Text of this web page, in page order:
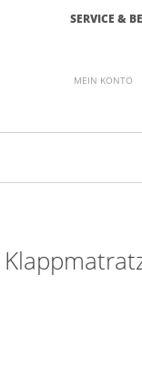
SERVICE &
MEIN KONTO